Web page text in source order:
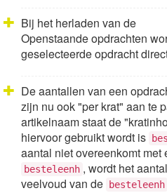
Bij het herladen van de
Openstaande opdrachten
geselecteerde opdracht
De aantallen van een
zijn nu ook "per krat" aan te
artikelnaam staat de
hiervoor gebruikt wordt is
aantal niet overeenkomt
besteleenh , wordt het
veelvoud van de
besteleenh